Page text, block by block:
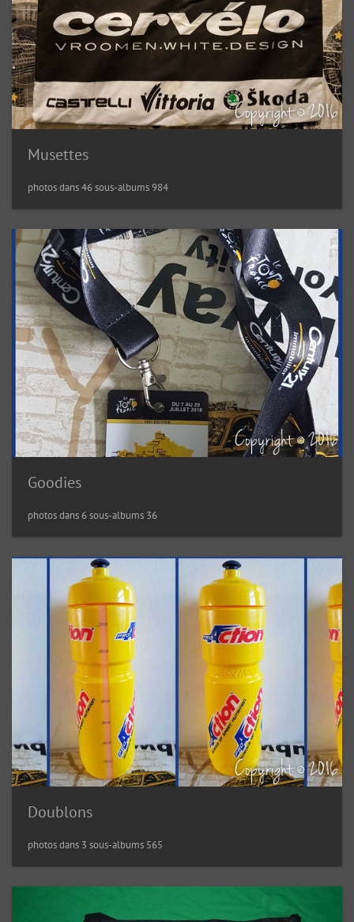
Musettes
984 photos dans 46 sous-albums
Goodies
36 photos dans 6 sous-albums
Doublons
565 photos dans 3 sous-albums